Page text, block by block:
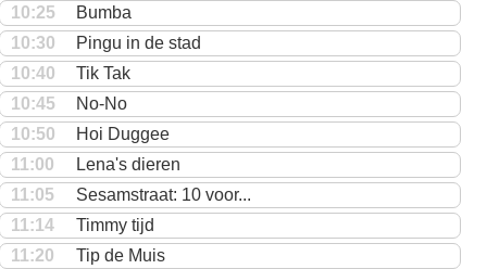
10:25
Bumba
10:30
Pingu in de stad
10:40
Tik Tak
10:45
No-No
10:50
Hoi Duggee
11:00
Lena's dieren
11:05
Sesamstraat: 10 voor...
11:14
Timmy tijd
11:20
Tip de Muis